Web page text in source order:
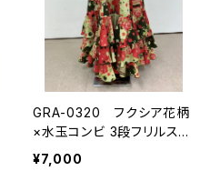
GRA-0320 フクシア花柄
×水玉コンビ 3段フリルスカ
ート
¥7,000